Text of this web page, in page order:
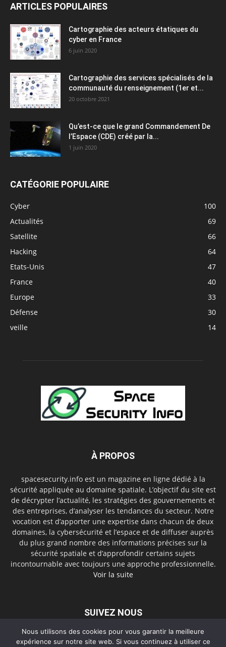
ARTICLES POPULAIRES
Cartographie des acteurs étatiques du
cyber en France
6 juin 2020
Cartographie des services spécialisés de la
communauté du renseignement (1er et...
20 octobre 2021
Qu’est-ce que le grand Commandement De
l’Espace (CDE) créé par la...
1 juin 2020
CATÉGORIE POPULAIRE
Cyber
100
Actualités
69
Satellite
66
Hacking
64
Etats-Unis
47
France
40
Europe
33
Défense
30
veille
14
À PROPOS
spacesecurity.info est un magazine en ligne dédié à la
sécurité appliquée au domaine spatiale. L’objectif du site est
de décrypter l’actualité, les stratégies des gouvernements et
des entreprises, d’analyser les tendances du secteur. Notre
vocation est d’apporter une expertise dans chacun de deux
domaines, la cybersécurité et l’espace et de diffuser auprès
du plus grand nombre des informations précises sur la
sécurité spatiale et d’approfondir certains sujets
incontournable avec toujours une approche professionnelle.
Voir la suite
SUIVEZ NOUS
Nous utilisons des cookies pour vous garantir la meilleure
expérience sur notre site web. Si vous continuez à utiliser ce